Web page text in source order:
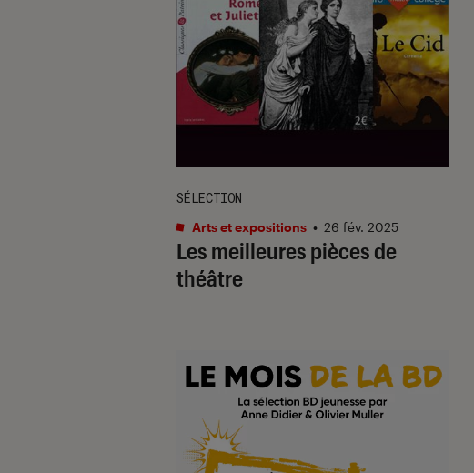
Les meilleures pièces de
théâtre
SÉLECTION
Arts et expositions • 26 fév. 2025